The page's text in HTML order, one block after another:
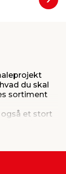
du skal
sortiment
også et stort
bekymre
Derfor